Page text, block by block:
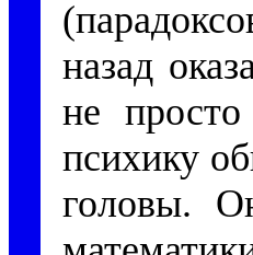
назад
не просто
психику
головы.